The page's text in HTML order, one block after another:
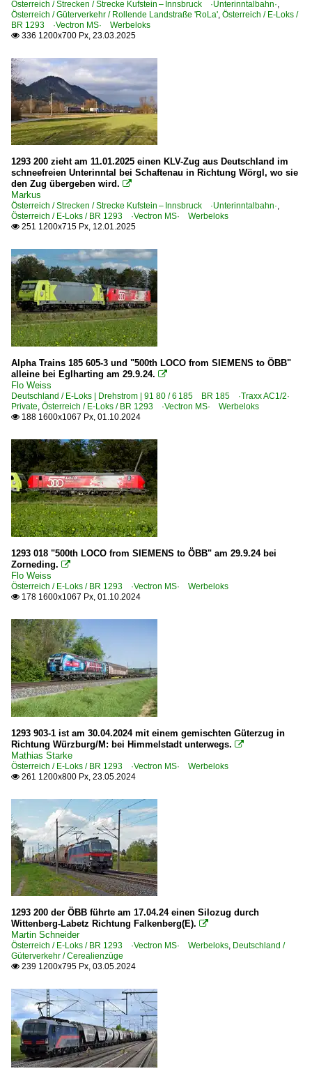
Österreich / Strecken / Strecke Kufstein – Innsbruck ·Unterinntalbahn·,
Österreich / Güterverkehr / Rollende Landstraße 'RoLa', Österreich / E-Loks /
BR 1293 ·Vectron MS· Werbeloks
 336 1200x700 Px, 23.03.2025
1293 200 zieht am 11.01.2025 einen KLV-Zug aus Deutschland im
schneefreien Unterinntal bei Schaftenau in Richtung Wörgl, wo sie
den Zug übergeben wird. 
Markus
Österreich / Strecken / Strecke Kufstein – Innsbruck ·Unterinntalbahn·,
Österreich / E-Loks / BR 1293 ·Vectron MS· Werbeloks
 251 1200x715 Px, 12.01.2025
Alpha Trains 185 605-3 und "500th LOCO from SIEMENS to ÖBB"
alleine bei Eglharting am 29.9.24. 
Flo Weiss
Deutschland / E-Loks | Drehstrom | 91 80 / 6 185 BR 185 ·Traxx AC1/2·
Private, Österreich / E-Loks / BR 1293 ·Vectron MS· Werbeloks
 188 1600x1067 Px, 01.10.2024
1293 018 "500th LOCO from SIEMENS to ÖBB" am 29.9.24 bei
Zorneding. 
Flo Weiss
Österreich / E-Loks / BR 1293 ·Vectron MS· Werbeloks
 178 1600x1067 Px, 01.10.2024
1293 903-1 ist am 30.04.2024 mit einem gemischten Güterzug in
Richtung Würzburg/M: bei Himmelstadt unterwegs. 
Mathias Starke
Österreich / E-Loks / BR 1293 ·Vectron MS· Werbeloks
 261 1200x800 Px, 23.05.2024
1293 200 der ÖBB führte am 17.04.24 einen Silozug durch
Wittenberg-Labetz Richtung Falkenberg(E). 
Martin Schneider
Österreich / E-Loks / BR 1293 ·Vectron MS· Werbeloks, Deutschland /
Güterverkehr / Cerealienzüge
 239 1200x795 Px, 03.05.2024